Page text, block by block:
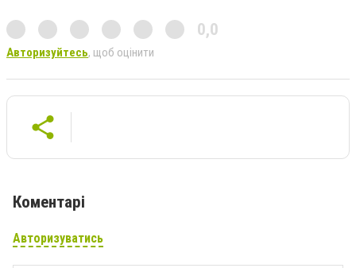
0,0
Авторизуйтесь, щоб оцінити
Коментарі
Авторизуватись